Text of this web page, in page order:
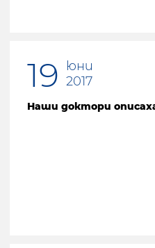
19
юни
2017
Наши доктори
Предишна страница